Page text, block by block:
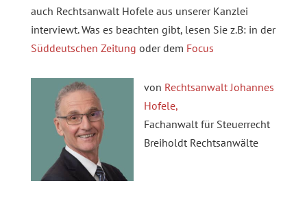
auch Rechtsanwalt Hofele aus unserer Kanzlei
interviewt. Was es beachten gibt, lesen Sie z.B: in der
Süddeutschen Zeitung oder dem Focus
von Rechtsanwalt Johannes
Hofele,
Fachanwalt für Steuerrecht
Breiholdt Rechtsanwälte